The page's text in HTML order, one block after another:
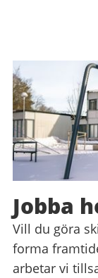
Jobba
Vill du göra
forma
arbetar vi